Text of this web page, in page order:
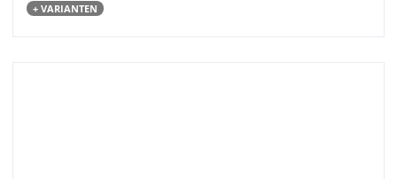
+ VARIANTEN